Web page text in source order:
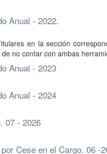
Anual - 2022.
en la sección
no contar con ambas
Anual - 2023
Anual - 2024
07 - 2026
Cese en el Cargo. 06 -